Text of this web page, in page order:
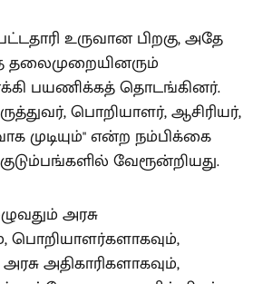
உருவான பிறகு, அதே
தலைமுறையினரும்
பயணிக்கத் தொடங்கினர்.
பொறியாளர், ஆசிரியர்,
முடியும்" என்ற நம்பிக்கை
வேரூன்றியது.
அரசு
பொறியாளர்களாகவும்,
அதிகாரிகளாகவும்,